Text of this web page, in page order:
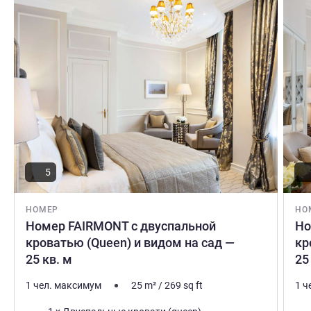
our guests. Best regards, Ingo C. Peters
Ingo C. Peters Управление отелем
НОМЕР
Номер FAIRMONT с двуспальной
кроватью (Queen) и видом на сад —
25 кв. м
5
1 чел. максимум 25 m²/269 sq ft
Постель
1